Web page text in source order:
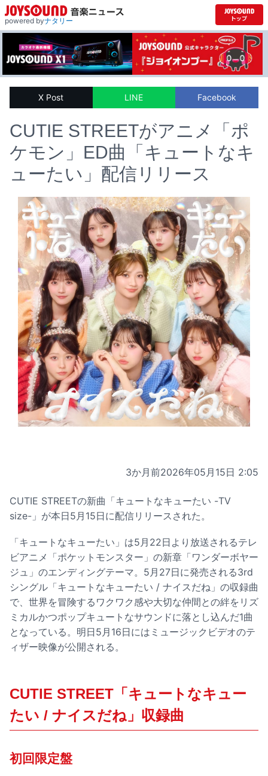
powered byナタリー
X Post LINE Facebook
CUTIE STREETがアニメ「ポ
ケモン」ED曲「キュートなキ
ューたい」配信リリース
3か月前2026年05月15日 2:05
CUTIE STREETの新曲「キュートなキューたい -TV
size-」が本日5月15日に配信リリースされた。
「キュートなキューたい」は5月22日より放送されるテレ
ビアニメ「ポケットモンスター」の新章「ワンダーボヤー
ジュ」のエンディングテーマ。5月27日に発売される3rd
シングル「キュートなキューたい / ナイスだね」の収録曲
で、世界を冒険するワクワク感や大切な仲間との絆をリズ
ミカルかつポップキュートなサウンドに落とし込んだ1曲
となっている。明日5月16日にはミュージックビデオのテ
ィザー映像が公開される。
CUTIE STREET「キュートなキュー
たい / ナイスだね」収録曲
初回限定盤